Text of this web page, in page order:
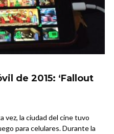
de 2015: ‘Fallout
vez, la ciudad del cine tuvo
para celulares. Durante la